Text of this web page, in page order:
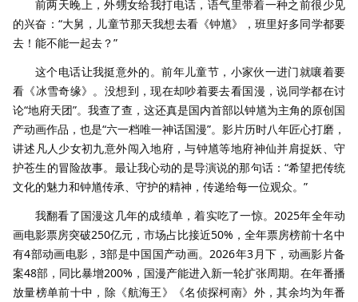
前两天晚上，外甥女给我打电话，语气里带着一种之前很少见
的兴奋：“大舅，儿童节那天我想去看《钟馗》，班里好多同学都要
去！能不能一起去？”
这个电话让我挺意外的。前年儿童节，小家伙一进门就嚷着要
看《冰雪奇缘》。没想到，现在却吵着要去看国漫，说同学都在讨
论“地府天团”。我查了查，这还真是国内首部以钟馗为主角的原创国
产动画作品，也是“六一档唯一神话国漫”。影片历时八年匠心打磨，
讲述凡人少女初九意外闯入地府，与钟馗等地府神仙并肩捉妖、守
护苍生的冒险故事。最让我心动的是导演说的那句话：“希望把传统
文化的魅力和钟馗传承、守护的精神，传递给每一位观众。”
我翻看了国漫这几年的成绩单，着实吃了一惊。2025年全年动
画电影票房突破250亿元，市场占比接近50%，全年票房榜前十名中
有4部动画电影，3部是中国国产动画。2026年3月下，动画影片备
案48部，同比暴增200%，国漫产能进入新一轮扩张周期。在年番播
放量榜单前十中，除《航海王》《名侦探柯南》外，其余均为年番